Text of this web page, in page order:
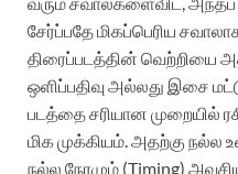
சேர்ப்பதே மிகப்பெரிய
திரைப்படத்தின் வெற்றியை
ஒளிப்பதிவு அல்லது இசை
படத்தை சரியான முறையில்
மிக முக்கியம். அதற்கு நல்ல
நல்ல நேரமும் (Timing)